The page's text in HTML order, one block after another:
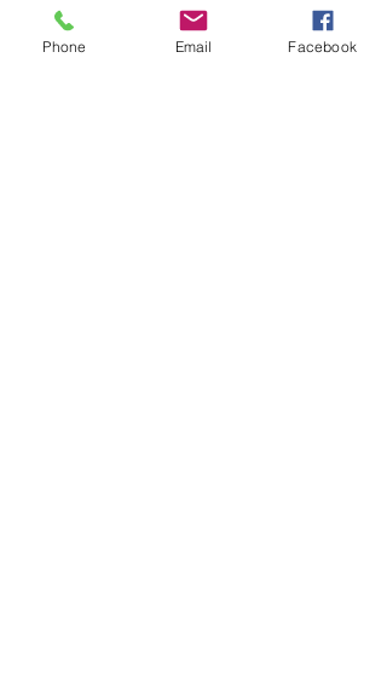
lappangó kordokumentum került elő még a kora
újkor előtti időkből, amikor a mariánus ferencesek
Phone Email Facebook